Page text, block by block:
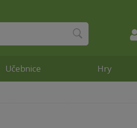
Učebnice Hry